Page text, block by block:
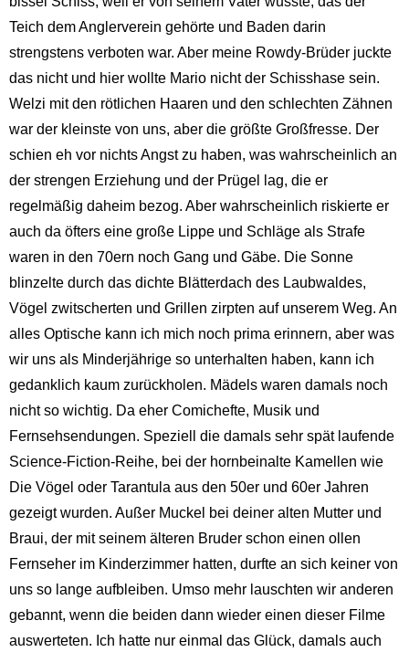
Teich dem Anglerverein gehörte und Baden darin
strengstens verboten war. Aber meine Rowdy-Brüder juckte
das nicht und hier wollte Mario nicht der Schisshase sein.
Welzi mit den rötlichen Haaren und den schlechten Zähnen
war der kleinste von uns, aber die größte Großfresse. Der
schien eh vor nichts Angst zu haben, was wahrscheinlich an
der strengen Erziehung und der Prügel lag, die er
regelmäßig daheim bezog. Aber wahrscheinlich riskierte er
auch da öfters eine große Lippe und Schläge als Strafe
waren in den 70ern noch Gang und Gäbe. Die Sonne
blinzelte durch das dichte Blätterdach des Laubwaldes,
Vögel zwitscherten und Grillen zirpten auf unserem Weg. An
alles Optische kann ich mich noch prima erinnern, aber was
wir uns als Minderjährige so unterhalten haben, kann ich
gedanklich kaum zurückholen. Mädels waren damals noch
nicht so wichtig. Da eher Comichefte, Musik und
Fernsehsendungen. Speziell die damals sehr spät laufende
Science-Fiction-Reihe, bei der hornbeinalte Kamellen wie
Die Vögel oder Tarantula aus den 50er und 60er Jahren
gezeigt wurden. Außer Muckel bei deiner alten Mutter und
Braui, der mit seinem älteren Bruder schon einen ollen
Fernseher im Kinderzimmer hatten, durfte an sich keiner von
uns so lange aufbleiben. Umso mehr lauschten wir anderen
gebannt, wenn die beiden dann wieder einen dieser Filme
auswerteten. Ich hatte nur einmal das Glück, damals auch